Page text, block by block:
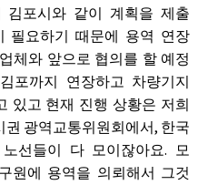
포시와 같이 계획을 제출
필요하기 때문에 용역 연장
체와 앞으로 협의를 할 예정
포까지 연장하고 차량기지
있고 현재 진행 상황은 저희
광역교통위원회에서, 한국
선들이 다 모이잖아요. 모
원에 용역을 의뢰해서 그것